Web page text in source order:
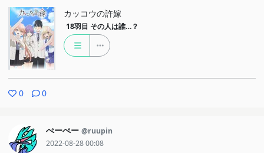
カッコウの許嫁
18羽目 その人は誰…？
0 0
ぺーぺー @ruupin
2022-08-28 00:08